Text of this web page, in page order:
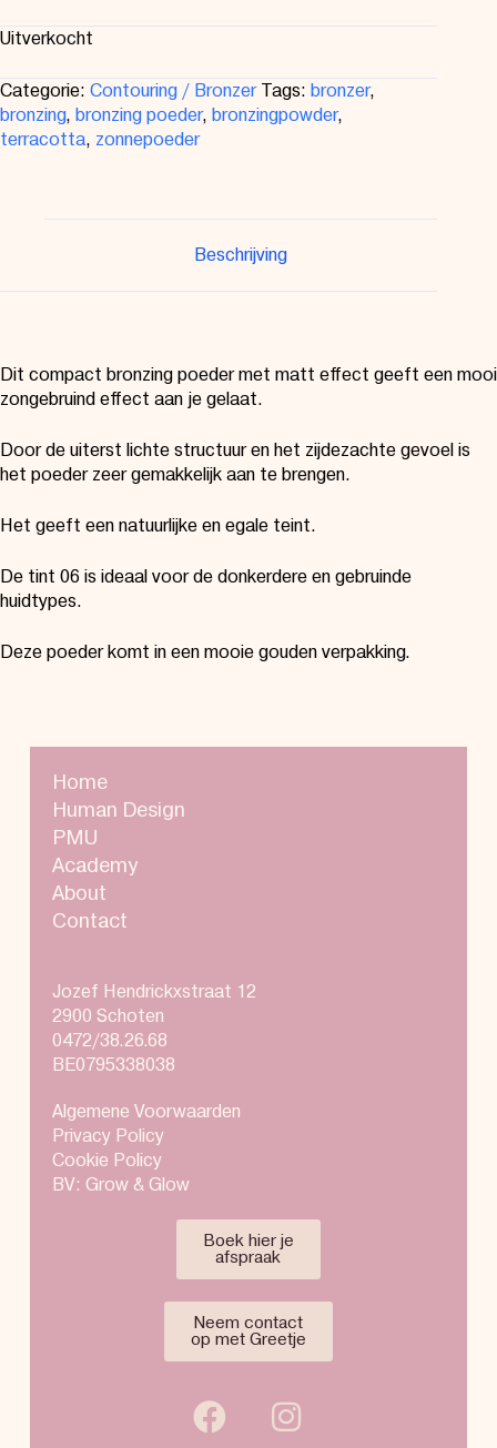
Uitverkocht
Categorie: Contouring / Bronzer Tags: bronzer,
bronzing, bronzing poeder, bronzingpowder,
terracotta, zonnepoeder
Beschrijving
Dit compact bronzing poeder met matt effect geeft een mooi
zongebruind effect aan je gelaat.
Door de uiterst lichte structuur en het zijdezachte gevoel is
het poeder zeer gemakkelijk aan te brengen.
Het geeft een natuurlijke en egale teint.
De tint 06 is ideaal voor de donkerdere en gebruinde
huidtypes.
Deze poeder komt in een mooie gouden verpakking.
Home
Human Design
PMU
Academy
About
Contact
Jozef Hendrickxstraat 12
2900 Schoten
0472/38.26.68
BE0795338038
Algemene Voorwaarden
Privacy Policy
Cookie Policy
BV: Grow & Glow
Boek hier je
afspraak
Neem contact
op met Greetje